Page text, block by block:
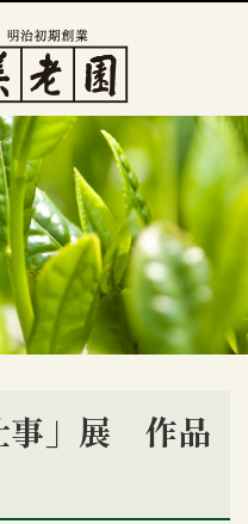
事」展 作品